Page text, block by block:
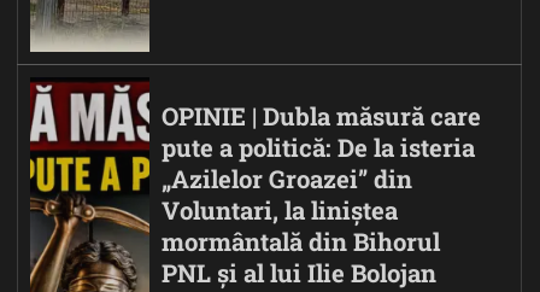
OPINIE | Dubla măsură care
pute a politică: De la isteria
„Azilelor Groazei” din
Voluntari, la liniștea
mormântală din Bihorul
PNL și al lui Ilie Bolojan